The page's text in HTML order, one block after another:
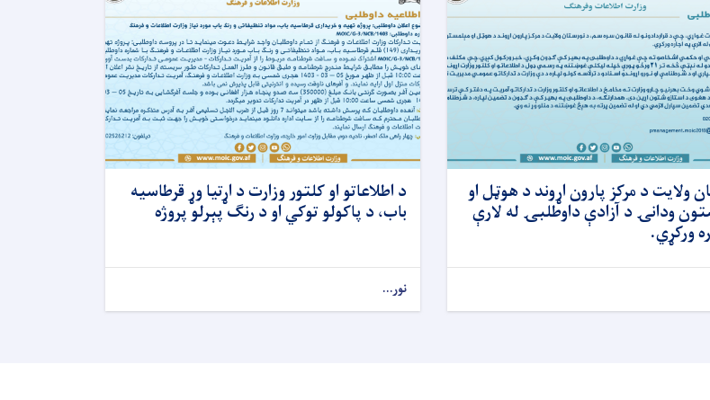
ولایت د مرکز پارون اړوند د هوټل او
ودانۍ د آزادې داوطلبۍ له لارې
ورکړي.
د اطلاعاتو او کلتور وزارت د اړتیا وړ قرطاسیه
باب، د پاکولو توکي او د رنګ پېرلو پروژه
نور...